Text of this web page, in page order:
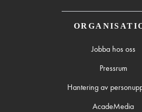
Jobba hos oss
Pressrum
Hantering av
AcadeMedia